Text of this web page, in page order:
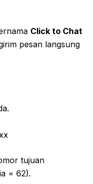
Click to Chat
pesan langsung
tujuan
= 62).